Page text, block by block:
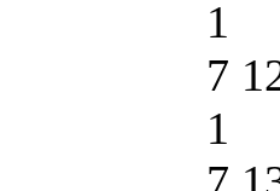
1
7
1